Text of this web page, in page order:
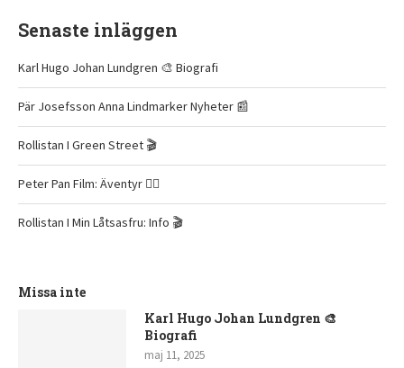
Senaste inläggen
Karl Hugo Johan Lundgren 🎨 Biografi
Pär Josefsson Anna Lindmarker Nyheter 📰
Rollistan I Green Street 🎬
Peter Pan Film: Äventyr 🧚‍♂️
Rollistan I Min Låtsasfru: Info 🎬
Missa inte
Karl Hugo Johan Lundgren 🎨
Biografi
maj 11, 2025